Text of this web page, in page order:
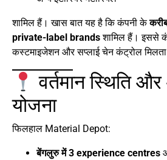
शामिल हैं। खास बात यह है कि कंपनी के
private-label brandsशामिल हैं। इससे
कस्टमाइजेशन और सप्लाई चेन कंट्रोल
वर्तमान स्थिति
योजना
फिलहाल Material Depot:
बेंगलुरु में 3 experience centres